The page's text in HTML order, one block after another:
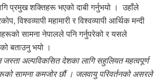
प्रमुख शक्तिहरू भएको दाबी गर्नुभयो । उहाँले
विश्वव्यापी महामारी र विश्वव्यापी आर्थिक मन्दी
सामना नेपालले पनि गर्नुपरेको र यसले
बताउनु भयो ।
जस्ता अल्पविकसित देशका लागि सहुलियत महत्वपूर्ण
सामना कमजोर छौं । जलवायु परिवर्तनको असरले